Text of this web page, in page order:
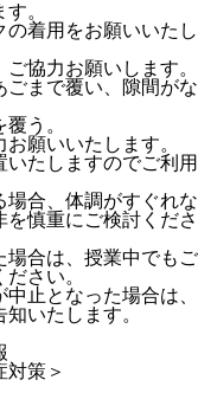
。
の着用をお願いいたし
協力お願いします。
ごまで覆い、隙間がな
う。
願いいたします。
いたしますのでご利用
場合、体調がすぐれな
慎重にご検討くださ
場合は、授業中でもご
さい。
止となった場合は、
いたします。
策＞